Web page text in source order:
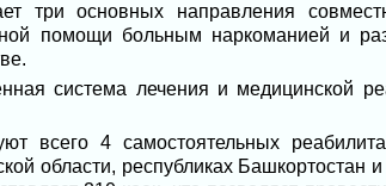
три основных направления
помощи больным наркоманией и
система лечения и медицинской
всего 4 самостоятельных
области, республиках